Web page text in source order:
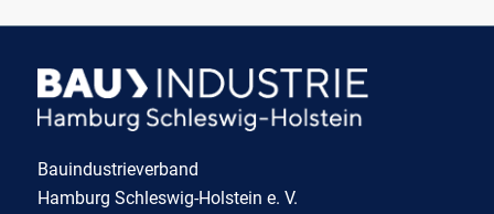
Bauindustrieverband
Hamburg Schleswig-Holstein e. V.